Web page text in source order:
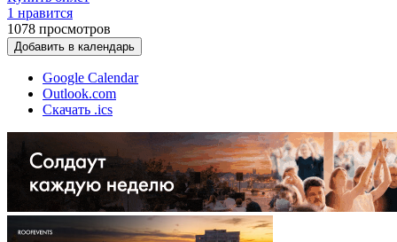
1 нравится
1078 просмотров
Добавить в календарь
Google Calendar
Outlook.com
Скачать .ics